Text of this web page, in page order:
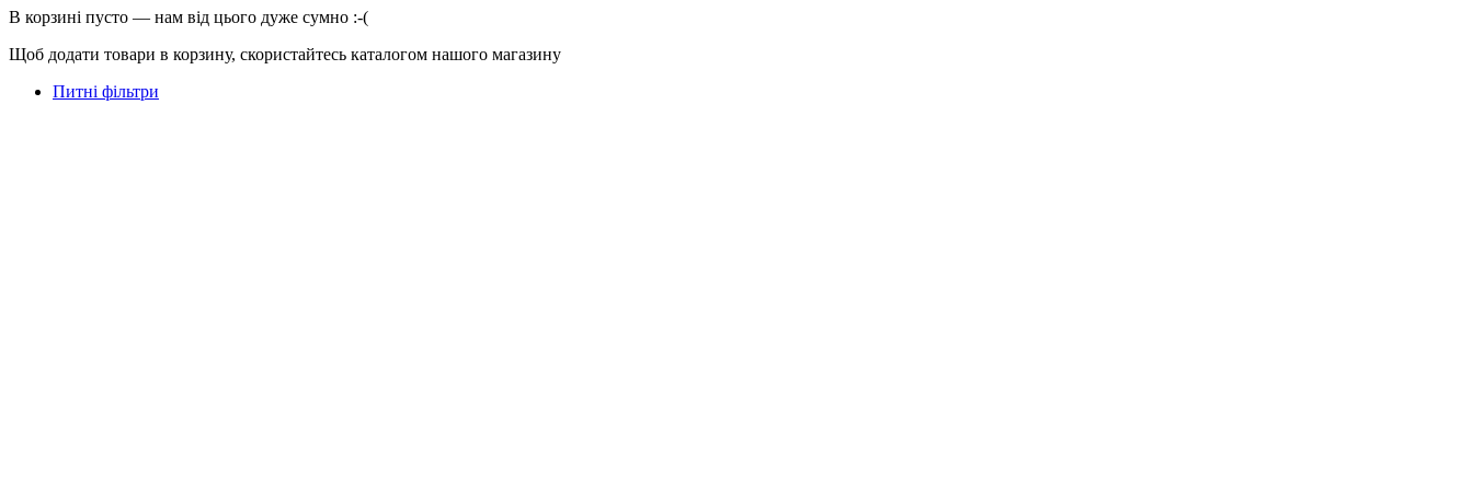
В корзині пусто — нам від цього дуже сумно :-(
Щоб додати товари в корзину, скористайтесь каталогом нашого магазину
Питні фільтри